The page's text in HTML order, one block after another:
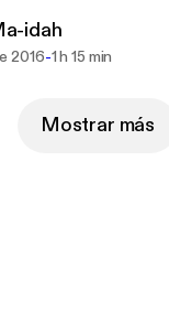
disease
his last breath in
idah
2016-1 h 15 min
Mostrar más